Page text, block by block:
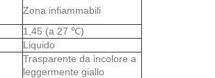
Zona infiammabili
1,45 (a 27 ℃)
Liquido
Trasparente da incolore a
leggermente giallo